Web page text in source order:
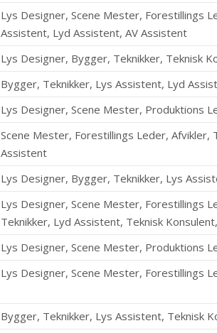
Lys Designer, Scene Mester, Forestillings
Assistent, Lyd Assistent, AV Assistent
Lys Designer, Bygger, Teknikker, Teknisk
Bygger, Teknikker, Lys Assistent, Lyd
Lys Designer, Scene Mester, Produktions
Scene Mester, Forestillings Leder, Afvikler,
Assistent
Lys Designer, Bygger, Teknikker, Lys
Lys Designer, Scene Mester, Forestillings
Teknikker, Lyd Assistent, Teknisk
Lys Designer, Scene Mester, Produktions
Lys Designer, Scene Mester, Forestillings
Bygger, Teknikker, Lys Assistent, Teknisk